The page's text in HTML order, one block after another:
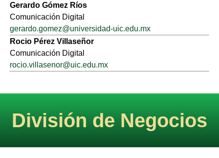
Gerardo Gómez Ríos
Comunicación Digital
gerardo.gomez@universidad-uic.edu.mx
Rocio Pérez Villaseñor
Comunicación Digital
rocio.villasenor@uic.edu.mx
División de Negocios